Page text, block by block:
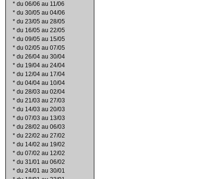
* du 06/06 au 11/06
* du 30/05 au 04/06
* du 23/05 au 28/05
* du 16/05 au 22/05
* du 09/05 au 15/05
* du 02/05 au 07/05
* du 26/04 au 30/04
* du 19/04 au 24/04
* du 12/04 au 17/04
* du 04/04 au 10/04
* du 28/03 au 02/04
* du 21/03 au 27/03
* du 14/03 au 20/03
* du 07/03 au 13/03
* du 28/02 au 06/03
* du 22/02 au 27/02
* du 14/02 au 19/02
* du 07/02 au 12/02
* du 31/01 au 06/02
* du 24/01 au 30/01